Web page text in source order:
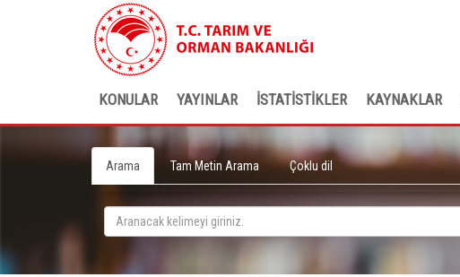
KONULAR YAYINLAR İSTATİSTİKLER KAYNAKLAR
Arama Tam Metin Arama Çoklu dil